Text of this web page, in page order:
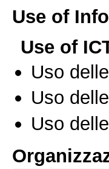
Use of
Use of
Uso
Uso
Uso